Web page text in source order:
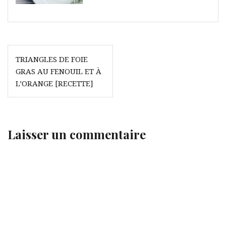
Navigation
de
l’article
TRIANGLES DE FOIE
GRAS AU FENOUIL ET À
L’ORANGE [RECETTE]
Laisser un commentaire